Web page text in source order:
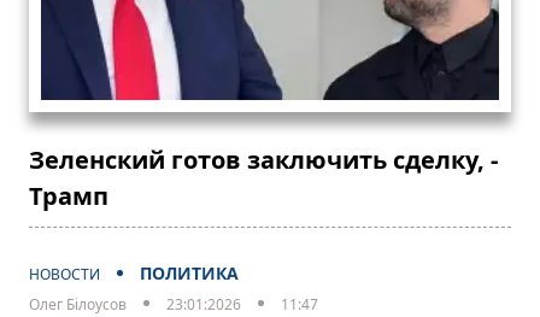
Зеленский готов заключить сделку, -
Трамп
НОВОСТИ ПОЛИТИКА
Олег Білоусов 23:01:2026 11:47